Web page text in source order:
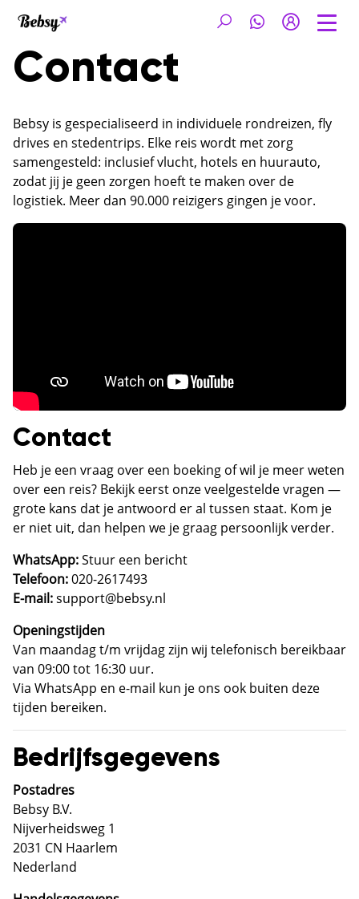
Contact
Bebsy is gespecialiseerd in individuele rondreizen, fly
drives en stedentrips. Elke reis wordt met zorg
samengesteld: inclusief vlucht, hotels en huurauto,
zodat jij je geen zorgen hoeft te maken over de
logistiek. Meer dan 90.000 reizigers gingen je voor.
Contact
Heb je een vraag over een boeking of wil je meer weten
over een reis? Bekijk eerst onzeveelgestelde vragen —
grote kans dat je antwoord er al tussen staat. Kom je
er niet uit, dan helpen we je graag persoonlijk verder.
WhatsApp:Stuur een bericht
Telefoon:020-2617493
E-mail:support@bebsy.nl
Openingstijden
Van maandag t/m vrijdag zijn wij telefonisch bereikbaar
van 09:00 tot 16:30 uur.
Via WhatsApp en e-mail kun je ons ook buiten deze
tijden bereiken.
Bedrijfsgegevens
Postadres
Bebsy B.V.
Nijverheidsweg 1
2031 CN Haarlem
Nederland